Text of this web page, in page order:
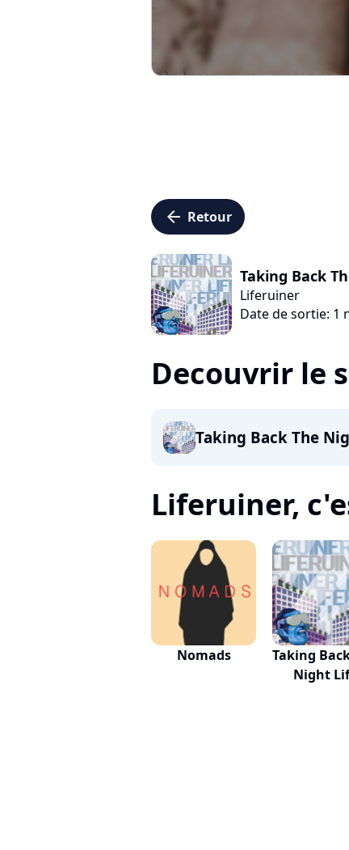
arrow_left Retour
Taking Back
Liferuiner
Date de sortie: 1
Decouvrir le
Taking Back The
Liferuiner,
Nomads
Taking
Night